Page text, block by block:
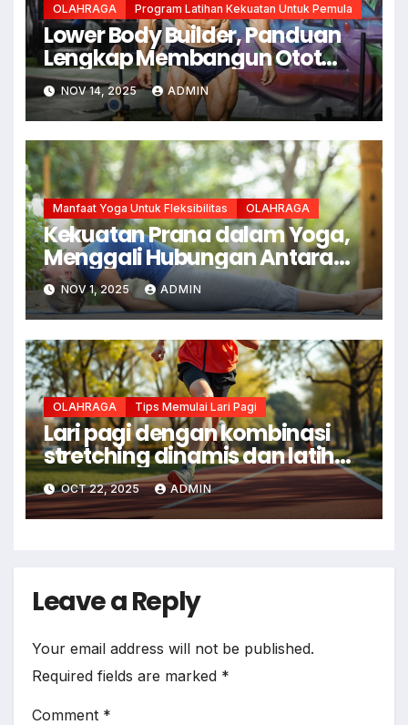
OLAHRAGA Program Latihan Kekuatan Untuk Pemula
Lower Body Builder, Panduan
Lengkap Membangun Otot
Kaki dan Bokong yang Kuat
NOV 14, 2025 ADMIN
Manfaat Yoga Untuk Fleksibilitas OLAHRAGA
Kekuatan Prana dalam Yoga,
Menggali Hubungan Antara
Pernapasan dan Kelenturan
Tubuh
NOV 1, 2025 ADMIN
OLAHRAGA Tips Memulai Lari Pagi
Lari pagi dengan kombinasi
stretching dinamis dan latihan
kekuatan
OCT 22, 2025 ADMIN
Leave a Reply
Your email address will not be published.
Required fields are marked *
Comment *